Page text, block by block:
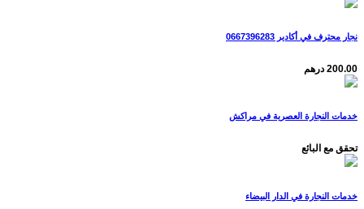
نجار محترف في أكادير 0667396283
200.00 درهم
خدمات النجارة العصرية في مراكش
تحقق مع البائع
خدمات النجارة في الدار البيضاء